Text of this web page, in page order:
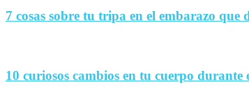
7 cosas sobre tu tripa en el embarazo que
10 curiosos cambios en tu cuerpo durante